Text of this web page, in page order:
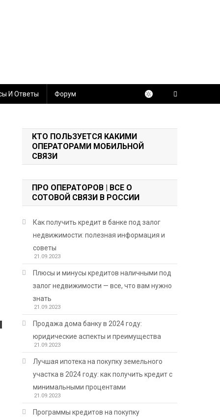
И Ответы Форум
КТО ПОЛЬЗУЕТСЯ КАКИМИ
ОПЕРАТОРАМИ МОБИЛЬНОЙ
СВЯЗИ
ПРО ОПЕРАТОРОВ | ВСЕ О
СОТОВОЙ СВЯЗИ В РОССИИ
Как получить кредит в банке под залог
недвижимости: полезная информация и
советы
21.09.2023
Плюсы и минусы кредитов наличными под
залог недвижимости — все, что вам нужно
знать
21.09.2023
Продажа дома банку в 2024 году:
юридические аспекты и преимущества
21.09.2023
Лучшая ипотека на покупку земельного
участка в 2024 году: как получить кредит с
минимальными процентами
21.09.2023
Программы кредитов на покупку